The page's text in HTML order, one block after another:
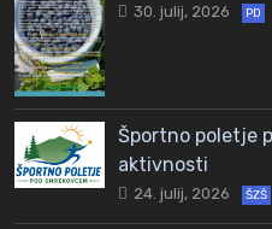
30. julij, 2026 PD
Športno poletje
aktivnosti
24. julij, 2026 ŠZŠ